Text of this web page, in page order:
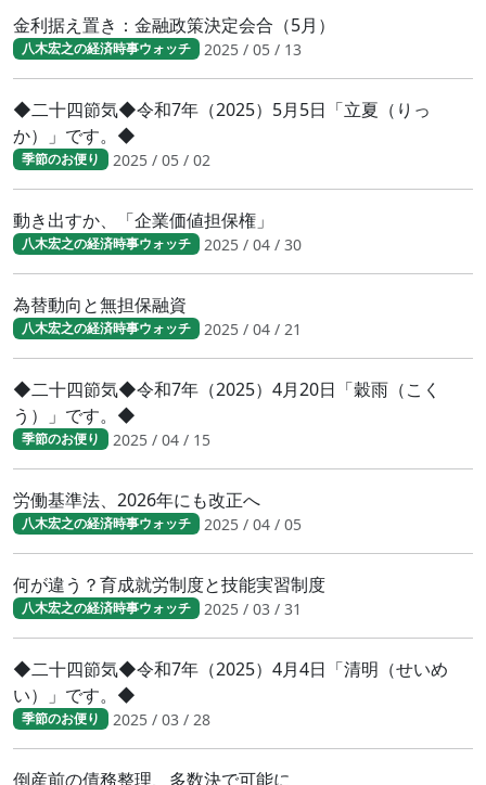
金利据え置き：金融政策決定会合（5月）
八木宏之の経済時事ウォッチ 2025 / 05 / 13
◆二十四節気◆令和7年（2025）5月5日「立夏（りっ
か）」です。◆
季節のお便り 2025 / 05 / 02
動き出すか、「企業価値担保権」
八木宏之の経済時事ウォッチ 2025 / 04 / 30
為替動向と無担保融資
八木宏之の経済時事ウォッチ 2025 / 04 / 21
◆二十四節気◆令和7年（2025）4月20日「穀雨（こく
う）」です。◆
季節のお便り 2025 / 04 / 15
労働基準法、2026年にも改正へ
八木宏之の経済時事ウォッチ 2025 / 04 / 05
何が違う？育成就労制度と技能実習制度
八木宏之の経済時事ウォッチ 2025 / 03 / 31
◆二十四節気◆令和7年（2025）4月4日「清明（せいめ
い）」です。◆
季節のお便り 2025 / 03 / 28
倒産前の債務整理、多数決で可能に